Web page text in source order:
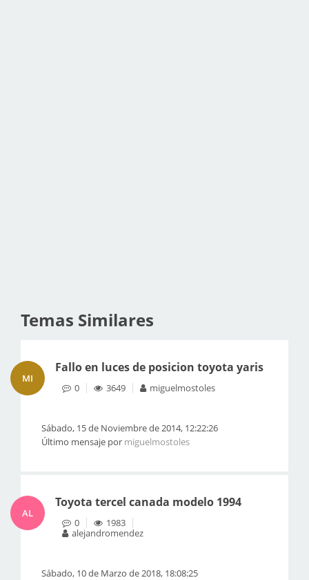
Temas Similares
MI
Fallo en luces de posicion toyota yaris
0 3649 miguelmostoles
Sábado, 15 de Noviembre de 2014, 12:22:26
Último mensaje por miguelmostoles
AL
Toyota tercel canada modelo 1994
0
1983
alejandromendez
Sábado, 10 de Marzo de 2018, 18:08:25